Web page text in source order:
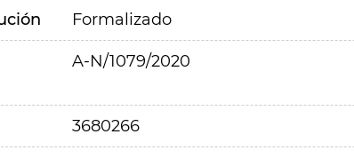
Formalizado
A-N/1079/2020
3680266